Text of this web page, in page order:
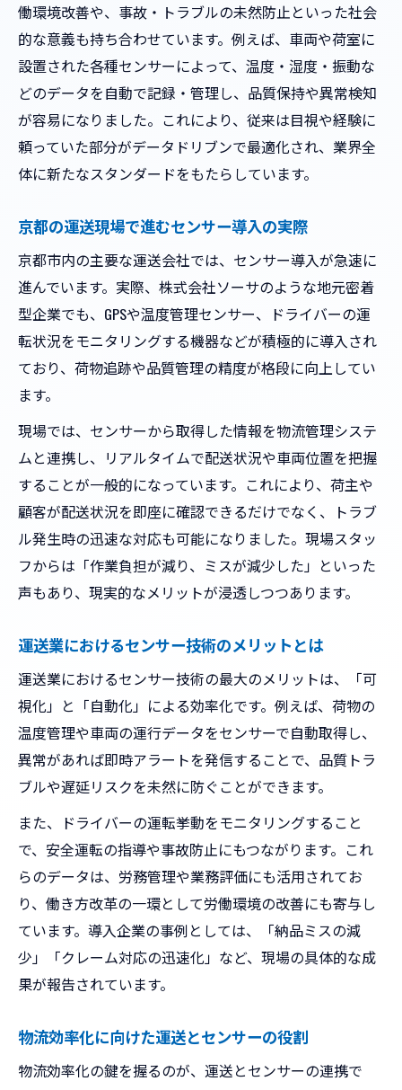
運送業界における最新センサー活用の動向
運送効率化に役立つセンサー技術の選び方
現場の声で見る運送とセンサーの実際の効
果
転職に役立つ運送業の選び方と現状解説
運送業界で失敗しない転職先の選び方
京都発の運送業界で働く魅力とは何か
運送企業選びで重視したいセンサー活用度
転職希望者が知るべき運送業の最新事情
京都府京都市の物流と運送業界の今を読む
京都の運送業界で進むセンサー技術の現状
物流と運送の変革を支える最新センサー動
京都府内の運送会社にみるセンサー導入例
地元運送業界の活性化とセンサーの役割
京都発の運送業界でセンサーが果たす使命
運送分野におけるセンサー導入の価値とは
運送分野で注目されるセンサー導入の効果
センサー活用が運送企業にもたらす価値
センサー導入が運送業界の課題を解決する
理由
運送分野の将来を支えるセンサー技術とは
働環境改善や、事故・トラブルの未然防止といった社会
的な意義も持ち合わせています。例えば、車両や荷室に
設置された各種センサーによって、温度・湿度・振動な
どのデータを自動で記録・管理し、品質保持や異常検知
が容易になりました。これにより、従来は目視や経験に
頼っていた部分がデータドリブンで最適化され、業界全
体に新たなスタンダードをもたらしています。
京都の運送現場で進むセンサー導入の実際
京都市内の主要な運送会社では、センサー導入が急速に
進んでいます。実際、株式会社ソーサのような地元密着
型企業でも、GPSや温度管理センサー、ドライバーの運
転状況をモニタリングする機器などが積極的に導入され
ており、荷物追跡や品質管理の精度が格段に向上してい
ます。
現場では、センサーから取得した情報を物流管理システ
ムと連携し、リアルタイムで配送状況や車両位置を把握
することが一般的になっています。これにより、荷主や
顧客が配送状況を即座に確認できるだけでなく、トラブ
ル発生時の迅速な対応も可能になりました。現場スタッ
フからは「作業負担が減り、ミスが減少した」といった
声もあり、現実的なメリットが浸透しつつあります。
運送業におけるセンサー技術のメリットとは
運送業におけるセンサー技術の最大のメリットは、「可
視化」と「自動化」による効率化です。例えば、荷物の
温度管理や車両の運行データをセンサーで自動取得し、
異常があれば即時アラートを発信することで、品質トラ
ブルや遅延リスクを未然に防ぐことができます。
また、ドライバーの運転挙動をモニタリングすること
で、安全運転の指導や事故防止にもつながります。これ
らのデータは、労務管理や業務評価にも活用されてお
り、働き方改革の一環として労働環境の改善にも寄与し
ています。導入企業の事例としては、「納品ミスの減
少」「クレーム対応の迅速化」など、現場の具体的な成
果が報告されています。
物流効率化に向けた運送とセンサーの役割
物流効率化の鍵を握るのが、運送とセンサーの連携で